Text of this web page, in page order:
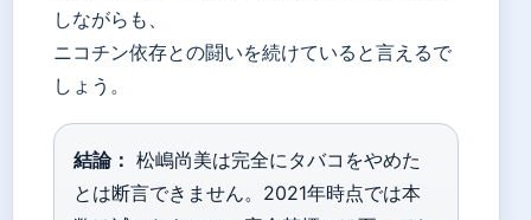
しながらも、
ニコチン依存との闘いを続けていると言えるで
しょう。
結論： 松嶋尚美は完全にタバコをやめた
とは断言できません。2021年時点では本